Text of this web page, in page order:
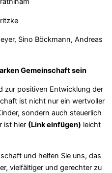
Sino Böckmann, Andreas
Gemeinschaft sein
zur positiven Entwicklung der
ist nicht nur ein wertvoller
sondern auch steuerlich
ist hier (Link einfügen) leicht
und helfen Sie uns, das
vielfältiger und gerechter zu